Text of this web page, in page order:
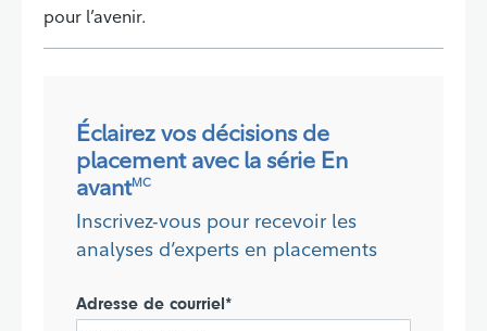
pour l’avenir.
Éclairez vos décisions de
placement avec la série En
avantMC
Inscrivez-vous pour recevoir les
analyses d’experts en placements
Adresse de courriel*